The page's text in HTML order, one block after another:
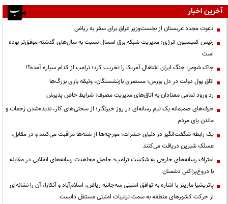
آخرین اخبار
دعوت مجدد عربستان از نخست‌وزیر عراق برای سفر به ریاض
رئیس کمیسیون انرژی: مدیریت شبکه برق امسال نسبت به سال‌های گذشته موفق‌تر بوده
است
چاک شومر: جنگ ایران اشتغال آمریکا را تخریب کرد؛ ترامپ از کدام سیاره آمده؟!
اتاق پول دولت در دل بورس؛ مستمری بازنشستگان، وثیقه بازی بزرگ‌ها
رد ورود تمامی معتادان به اتاق‌های مدیریت مصرف؛ شرایط خاص پذیرش
حرف‌های صمیمانه یک تیم رسانه‌ای در روز خبرنگار؛ از سختی‌های کار، ندیده‌شدن زحمات و
ماندن پای مردم
یک رابطه شگفت‌انگیز در دنیای حشرات؛ مورچه‌ها از شته‌ها مراقبت می‌کنند و در مقابل،
عسلک شیرین دریافت می‌کنند
اعتراف رسانه‌های خارجی به شکست ترامپ؛ حاصل مجاهدت رسانه‌های انقلابی در مقابله
با دروغ‌پراکنی دشمنان
پاتریشیا مارینز با اشاره به توافق امنیتی سه‌جانبه ریاض، اسلام‌آباد و آنکارا، آن را نشانه‌ای
از حرکت کشورهای منطقه به سمت ترتیبات امنیتی مستقل دانست